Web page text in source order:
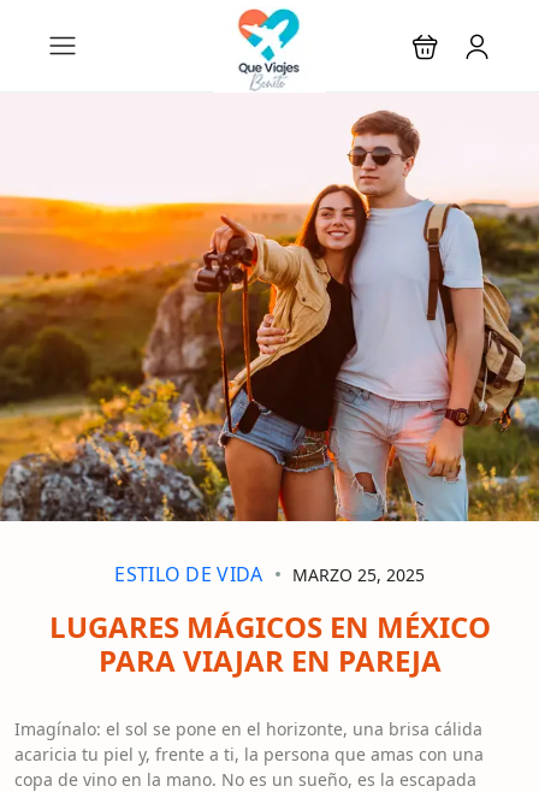
ESTILO DE VIDA MARZO 25, 2025
LUGARES MÁGICOS EN MÉXICO
PARA VIAJAR EN PAREJA
Imagínalo: el sol se pone en el horizonte, una brisa cálida
acaricia tu piel y, frente a ti, la persona que amas con una
copa de vino en la mano. No es un sueño, es la escapada